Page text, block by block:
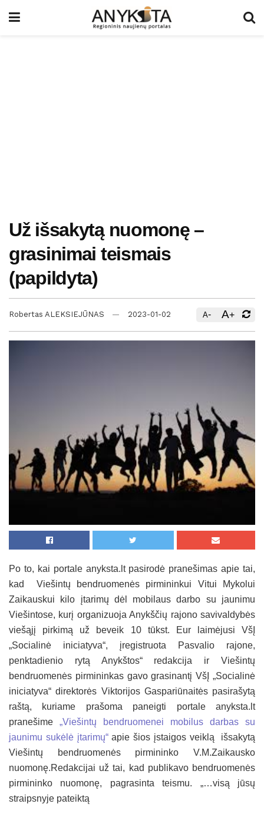
Už išsakytą nuomonę –
grasinimai teismais
(papildyta)
Robertas ALEKSIEJŪNAS 2023-01-02 A- A+
Po to, kai portale anyksta.lt pasirodė pranešimas apie tai,
kad Viešintų bendruomenės pirmininkui Vitui Mykolui
Zaikauskui kilo įtarimų dėl mobilaus darbo su jaunimu
Viešintose, kurį organizuoja Anykščių rajono savivaldybės
viešąjį pirkimą už beveik 10 tūkst. Eur laimėjusi VšĮ
„Socialinė iniciatyva“, įregistruota Pasvalio rajone,
penktadienio rytą Anykštos“ redakcija ir Viešintų
bendruomenės pirmininkas gavo grasinantį VšĮ „Socialinė
iniciatyva“ direktorės Viktorijos Gaspariūnaitės pasirašytą
raštą, kuriame prašoma paneigti portale anyksta.lt
pranešime „Viešintų bendruomenei mobilus darbas su
jaunimu sukėlė įtarimų“apie šios įstaigos veiklą išsakytą
Viešintų bendruomenės pirmininko V.M.Zaikausko
nuomonę.Redakcijai už tai, kad publikavo bendruomenės
pirmininko nuomonę, pagrasinta teismu. „…visą jūsų
straipsnyje pateiktą